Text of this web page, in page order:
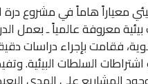
معياراً هاماً في مشروع
معروفة عالمياً ـ بعمل
فقامت بإجراء دراسات
السلطات البيئية.